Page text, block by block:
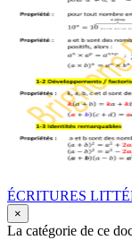
ÉCRITURES
×
La catégorie de ce